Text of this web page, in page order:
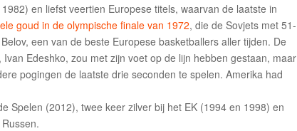
en liefst veertien Europese titels, waarvan de laatste in
goud in de olympische finale van 1972, die de Sovjets met 51-
een van de beste Europese basketballers aller tijden. De
Edeshko, zou met zijn voet op de lijn hebben gestaan, maar
pogingen de laatste drie seconden te spelen. Amerika had
Spelen (2012), twee keer zilver bij het EK (1994 en 1998) en